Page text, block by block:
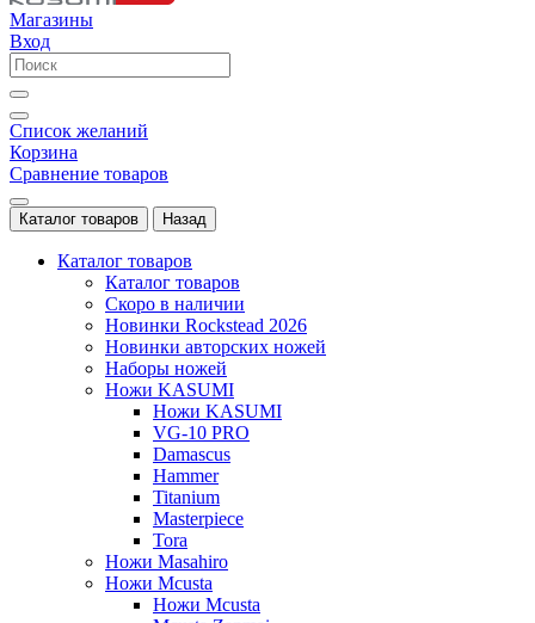
Магазины
Вход
Список желаний
Корзина
Сравнение товаров
Каталог товаров Назад
Каталог товаров
Каталог товаров
Скоро в наличии
Новинки Rockstead 2026
Новинки авторских ножей
Наборы ножей
Ножи KASUMI
Ножи KASUMI
VG-10 PRO
Damascus
Hammer
Titanium
Masterpiece
Tora
Ножи Masahiro
Ножи Mcusta
Ножи Mcusta